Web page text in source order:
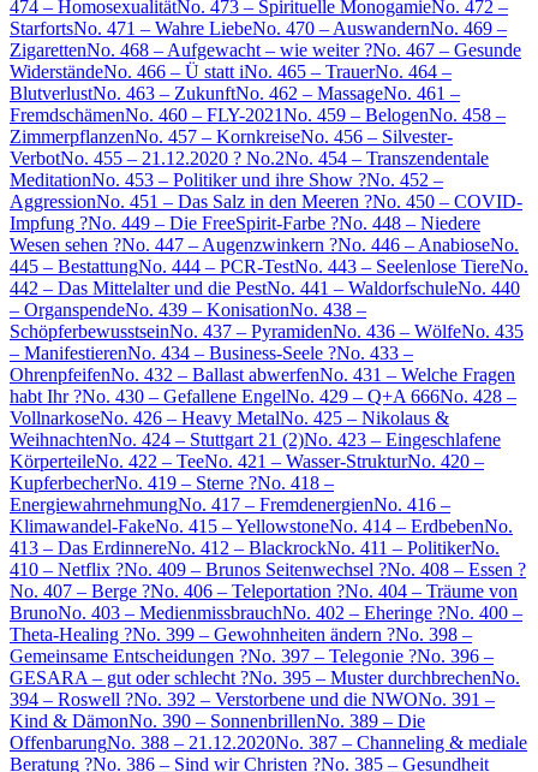
474 – HomosexualitätNo. 473 – Spirituelle MonogamieNo. 472 –
StarfortsNo. 471 – Wahre LiebeNo. 470 – AuswandernNo. 469 –
ZigarettenNo. 468 – Aufgewacht – wie weiter ?No. 467 – Gesunde
WiderständeNo. 466 – Ü statt iNo. 465 – TrauerNo. 464 –
BlutverlustNo. 463 – ZukunftNo. 462 – MassageNo. 461 –
FremdschämenNo. 460 – FLY-2021No. 459 – BelogenNo. 458 –
ZimmerpflanzenNo. 457 – KornkreiseNo. 456 – Silvester-
VerbotNo. 455 – 21.12.2020 ? No.2No. 454 – Transzendentale
MeditationNo. 453 – Politiker und ihre Show ?No. 452 –
AggressionNo. 451 – Das Salz in den Meeren ?No. 450 – COVID-
Impfung ?No. 449 – Die FreeSpirit-Farbe ?No. 448 – Niedere
Wesen sehen ?No. 447 – Augenzwinkern ?No. 446 – AnabioseNo.
445 – BestattungNo. 444 – PCR-TestNo. 443 – Seelenlose TiereNo.
442 – Das Mittelalter und die PestNo. 441 – WaldorfschuleNo. 440
– OrganspendeNo. 439 – KonisationNo. 438 –
SchöpferbewusstseinNo. 437 – PyramidenNo. 436 – WölfeNo. 435
– ManifestierenNo. 434 – Business-Seele ?No. 433 –
OhrenpfeifenNo. 432 – Ballast abwerfenNo. 431 – Welche Fragen
habt Ihr ?No. 430 – Gefallene EngelNo. 429 – Q+A 666No. 428 –
VollnarkoseNo. 426 – Heavy MetalNo. 425 – Nikolaus &
WeihnachtenNo. 424 – Stuttgart 21 (2)No. 423 – Eingeschlafene
KörperteileNo. 422 – TeeNo. 421 – Wasser-StrukturNo. 420 –
KupferbecherNo. 419 – Sterne ?No. 418 –
EnergiewahrnehmungNo. 417 – FremdenergienNo. 416 –
Klimawandel-FakeNo. 415 – YellowstoneNo. 414 – ErdbebenNo.
413 – Das ErdinnereNo. 412 – BlackrockNo. 411 – PolitikerNo.
410 – Netflix ?No. 409 – Brunos Seitenwechsel ?No. 408 – Essen ?
No. 407 – Berge ?No. 406 – Teleportation ?No. 404 – Träume von
BrunoNo. 403 – MedienmissbrauchNo. 402 – Eheringe ?No. 400 –
Theta-Healing ?No. 399 – Gewohnheiten ändern ?No. 398 –
Gemeinsame Entscheidungen ?No. 397 – Telegonie ?No. 396 –
GESARA – gut oder schlecht ?No. 395 – Muster durchbrechenNo.
394 – Roswell ?No. 392 – Verstorbene und die NWONo. 391 –
Kind & DämonNo. 390 – SonnenbrillenNo. 389 – Die
OffenbarungNo. 388 – 21.12.2020No. 387 – Channeling & mediale
Beratung ?No. 386 – Sind wir Christen ?No. 385 – Gesundheit